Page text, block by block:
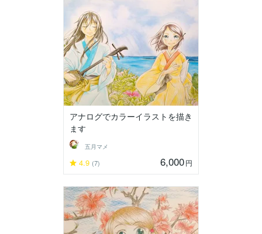
アナログでカラーイラストを描き
ます
五月マメ
4.9 (7) 6,000円